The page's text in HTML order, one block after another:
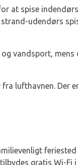
at spise
udendørs
vandsport, mens
lufthavnen. Der
gratis Wi-Fi